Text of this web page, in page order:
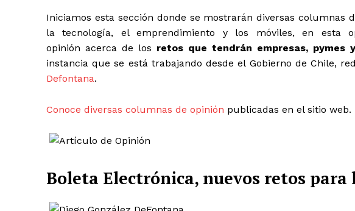
Iniciamos esta sección donde se mostrarán diversas columnas
la tecnología, el emprendimiento y los móviles, en esta
opinión acerca de los retos que tendrán empresas, pymes
instancia que se está trabajando desde el Gobierno de Chile,
Defontana.
Conoce diversas columnas de opinión publicadas en el sitio web.
Boleta Electrónica, nuevos retos para